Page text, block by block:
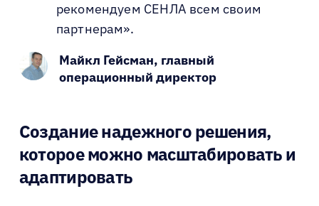
рекомендуем СЕНЛА всем своим
партнерам».
Майкл Гейсман, главный
операционный директор
Создание надежного решения,
которое можно масштабировать и
адаптировать